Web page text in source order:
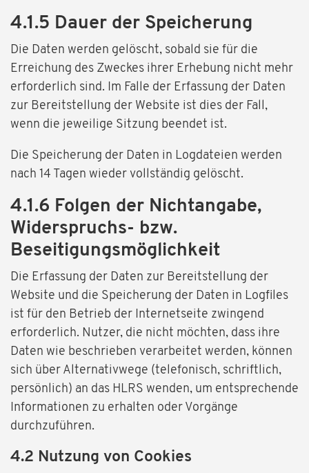
4.1.5 Dauer der Speicherung
Die Daten werden gelöscht, sobald sie für die
Erreichung des Zweckes ihrer Erhebung nicht mehr
erforderlich sind. Im Falle der Erfassung der Daten
zur Bereitstellung der Website ist dies der Fall,
wenn die jeweilige Sitzung beendet ist.
Die Speicherung der Daten in Logdateien werden
nach 14 Tagen wieder vollständig gelöscht.
4.1.6 Folgen der Nichtangabe,
Widerspruchs- bzw.
Beseitigungsmöglichkeit
Die Erfassung der Daten zur Bereitstellung der
Website und die Speicherung der Daten in Logfiles
ist für den Betrieb der Internetseite zwingend
erforderlich. Nutzer, die nicht möchten, dass ihre
Daten wie beschrieben verarbeitet werden, können
sich über Alternativwege (telefonisch, schriftlich,
persönlich) an das HLRS wenden, um entsprechende
Informationen zu erhalten oder Vorgänge
durchzuführen.
4.2 Nutzung von Cookies